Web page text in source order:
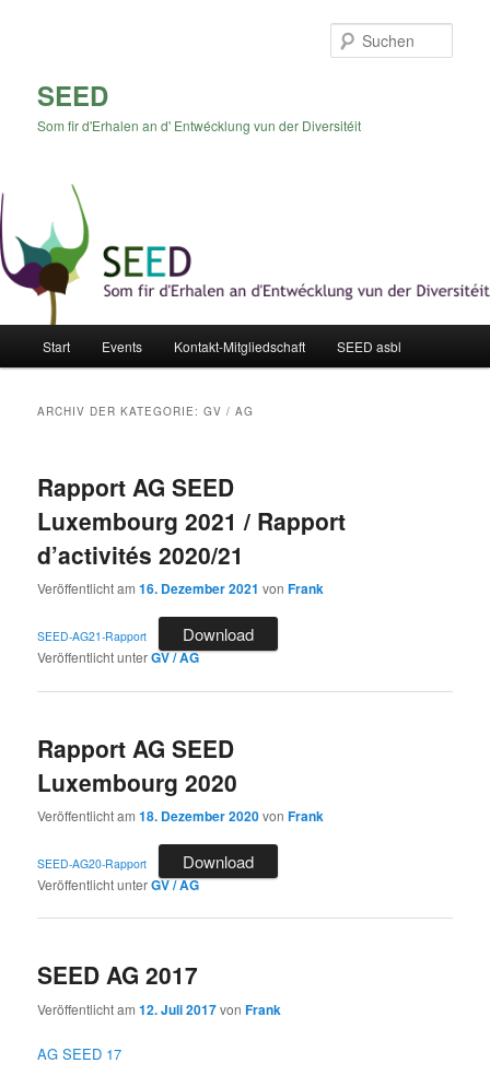
SEED
Som fir d'Erhalen an d' Entwécklung vun der Diversitéit
Start Events Kontakt-Mitgliedschaft SEED asbl
ARCHIV DER KATEGORIE:GV / AG
Rapport AG SEED
Luxembourg 2021 / Rapport
d’activités 2020/21
Veröffentlicht am16. Dezember 2021 vonFrank
SEED-AG21-Rapport Download
Veröffentlicht unterGV / AG
Rapport AG SEED
Luxembourg 2020
Veröffentlicht am18. Dezember 2020vonFrank
SEED-AG20-Rapport Download
Veröffentlicht unterGV / AG
SEED AG 2017
Veröffentlicht am12. Juli 2017vonFrank
AG SEED 17